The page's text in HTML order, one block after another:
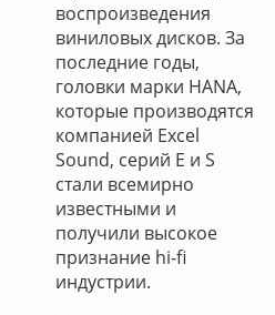
воспроизведения
виниловых дисков. За
последние годы,
головки марки HANA,
которые производятся
компанией Excel
Sound, серий E и S
стали всемирно
известными и
получили высокое
признание hi-fi
индустрии.